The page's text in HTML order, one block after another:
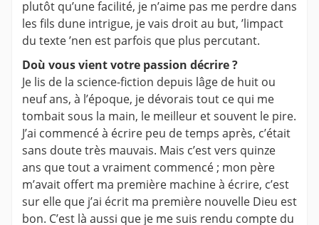
plutôt qu’une facilité, je n’aime pas me perdre dans
les fils dune intrigue, je vais droit au but, ’limpact
du texte ’nen est parfois que plus percutant.
Doù vous vient votre passion décrire ?
Je lis de la science-fiction depuis lâge de huit ou
neuf ans, à l’époque, je dévorais tout ce qui me
tombait sous la main, le meilleur et souvent le pire.
J’ai commencé à écrire peu de temps après, c’était
sans doute très mauvais. Mais c’est vers quinze
ans que tout a vraiment commencé ; mon père
m’avait offert ma première machine à écrire, c’est
sur elle que j’ai écrit ma première nouvelle Dieu est
bon. C’est là aussi que je me suis rendu compte du